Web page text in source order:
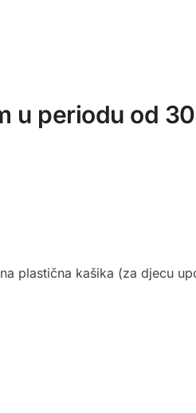
u periodu od
plastična kašika (za djecu